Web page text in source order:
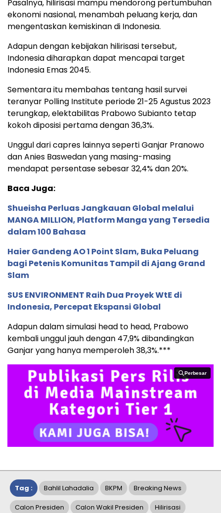
Pasalnya, hilirisasi mampu mendorong pertumbuhan
ekonomi nasional, menambah peluang kerja, dan
mengentaskan kemiskinan di Indonesia.
Adapun dengan kebijakan hilirisasi tersebut,
Indonesia diharapkan dapat mencapai target
Indonesia Emas 2045.
Sementara itu membahas tentang hasil survei
teranyar Polling Institute periode 21-25 Agustus 2023
terungkap, elektabilitas Prabowo Subianto tetap
kokoh diposisi pertama dengan 36,3%.
Unggul dari capres lainnya seperti Ganjar Pranowo
dan Anies Baswedan yang masing-masing
mendapat persentase sebesar 32,4% dan 20%.
Baca Juga:
Shueisha Perluas Jangkauan Global melalui
MANGA MILLION, Platform Manga yang Tersedia
dalam 100 Bahasa
Haier Gandeng AO 1 Point Slam, Buka Peluang
bagi Petenis Komunitas Tampil di Ajang Grand
Slam
SUS ENVIRONMENT Raih Dua Proyek WtE di
Indonesia, Percepat Ekspansi Global
Adapun dalam simulasi head to head, Prabowo
kembali unggul jauh dengan 47,9% dibandingkan
Ganjar yang hanya memperoleh 38,3%.***
Perbesar
Perbesar
Tag : Bahlil Lahadalia BKPM Breaking News
Calon Presiden Calon Wakil Presiden Hilirisasi